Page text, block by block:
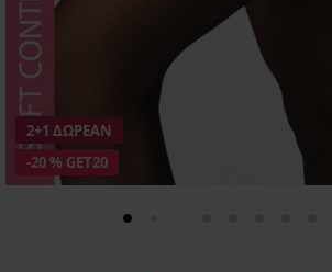
-20 % GET20
2+1 ΔΩΡΕΑΝ